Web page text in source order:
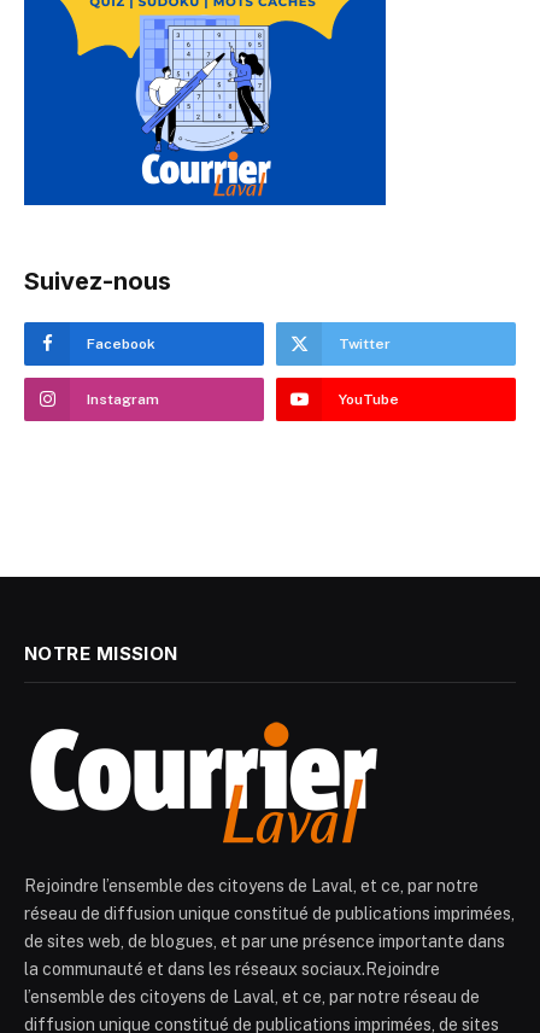
Suivez-nous
Facebook Twitter
Instagram YouTube
NOTRE MISSION
Rejoindre l’ensemble des citoyens de Laval, et ce, par notre
réseau de diffusion unique constitué de publications imprimées,
de sites web, de blogues, et par une présence importante dans
la communauté et dans les réseaux sociaux.Rejoindre
l’ensemble des citoyens de Laval, et ce, par notre réseau de
diffusion unique constitué de publications imprimées, de sites